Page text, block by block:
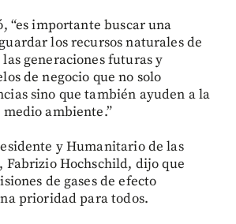
“es importante buscar una
los recursos naturales de
generaciones futuras y
de negocio que no solo
sino que también ayuden a la
ambiente.”
y Humanitario de las
Fabrizio Hochschild, dijo que
de gases de efecto
prioridad para todos.